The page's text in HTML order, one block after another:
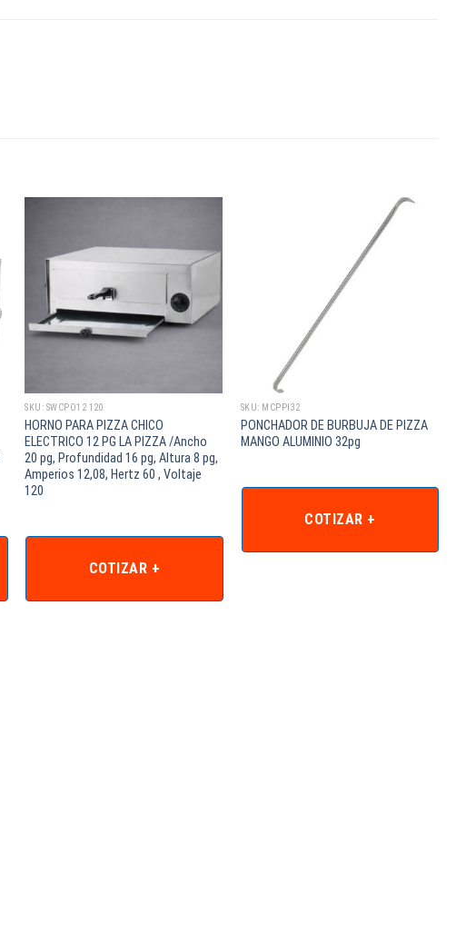
SKU: SWCPO12 120
HORNO PARA PIZZA CHICO
ELECTRICO 12 PG LA PIZZA /Ancho
20 pg, Profundidad 16 pg, Altura 8 pg,
Amperios 12,08, Hertz 60 , Voltaje
120
COTIZAR +
SKU: MCPPI32
PONCHADOR DE BURBUJA DE PIZZA
MANGO ALUMINIO 32pg
COTIZAR +